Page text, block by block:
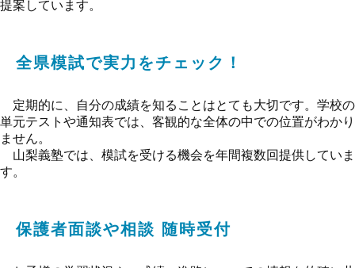
提案しています。
全県模試で実力をチェック！
定期的に、自分の成績を知ることはとても大切です。学校の
単元テストや通知表では、客観的な全体の中での位置がわかり
ません。
山梨義塾では、模試を受ける機会を年間複数回提供していま
す。
保護者面談や相談 随時受付